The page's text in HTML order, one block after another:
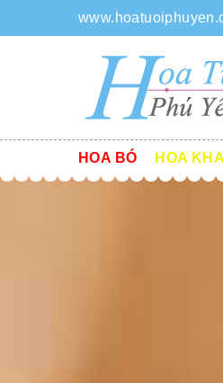
HOA BÓ HOA